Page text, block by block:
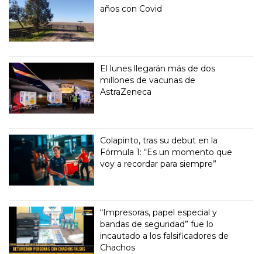
años con Covid
El lunes llegarán más de dos
millones de vacunas de
AstraZeneca
Colapinto, tras su debut en la
Fórmula 1: “Es un momento que
voy a recordar para siempre”
“Impresoras, papel especial y
bandas de seguridad” fue lo
incautado a los falsificadores de
Chachos